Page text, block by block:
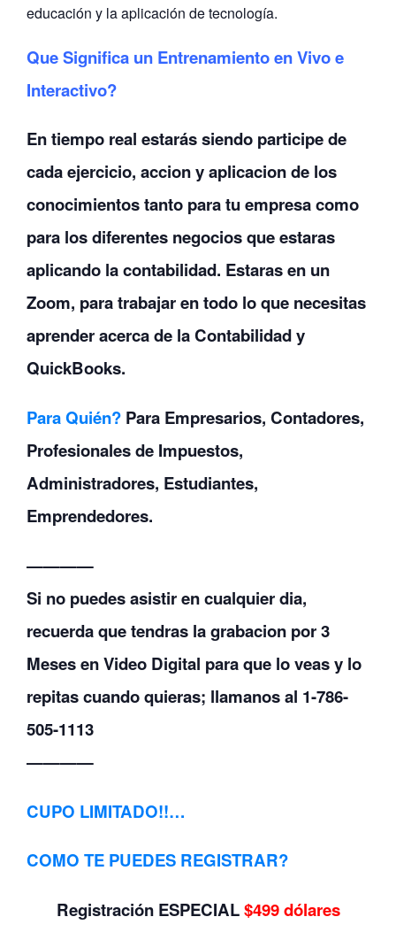
educación y la aplicación de tecnología.
Que Significa un Entrenamiento en Vivo e
Interactivo?
En tiempo real estarás siendo participe de
cada ejercicio, accion y aplicacion de los
conocimientos tanto para tu empresa como
para los diferentes negocios que estaras
aplicando la contabilidad. Estaras en un
Zoom, para trabajar en todo lo que necesitas
aprender acerca de la Contabilidad y
QuickBooks.
Para Quién? Para Empresarios, Contadores,
Profesionales de Impuestos,
Administradores, Estudiantes,
Emprendedores.
————
Si no puedes asistir en cualquier dia,
recuerda que tendras la grabacion por 3
Meses en Video Digital para que lo veas y lo
repitas cuando quieras; llamanos al 1-786-
505-1113
————
CUPO LIMITADO!!…
COMO TE PUEDES REGISTRAR?
Registración ESPECIAL$499 dólares